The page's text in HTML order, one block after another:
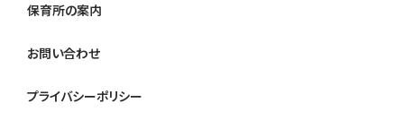
保育所の案内
お問い合わせ
プライバシーポリシー